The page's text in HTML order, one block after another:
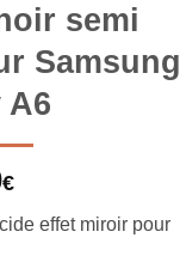
semi
Samsung
A6
€
effet miroir pour